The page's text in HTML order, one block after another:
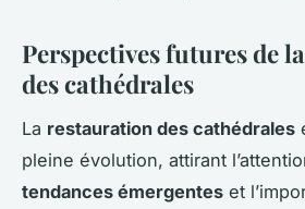
Perspectives futures de
des cathédrales
La restauration des cathédrales
pleine évolution, attirant
tendances émergentes et